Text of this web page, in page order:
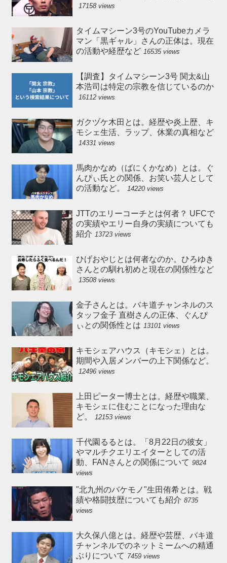
17158 views
タイムマシーン3号のYouTubeカメラ
マン「黒ギャル」さんの正体は。現在
の活動や経歴など 16535 views
【調査】タイムマシーン3号 関太&山
本浩司は特定の宗教を信じているのか
16112 views
ガクヅケ木田とは。経歴や炎上歴、キ
モシェ生活、ラップ、休業の真相など
14331 views
馬肉かなめ（ばにくかなめ）とは。ぐ
んぴぃ氏との関係、お笑い芸人として
の活動など。
14220 views
JTTのエリーコーチとは何者？ UFCで
の実績やエリー自身の実績についても
紹介 13723 views
ひげおやじとは何者なのか。ひろゆき
さんとの馴れ初めと現在の関係性など
13508 views
金子さんとは。バキ道チャンネルのス
タッフ金子 直樹さんの正体、ぐんぴ
ぃとの関係性とは 13101 views
キモシェアハウス（キモシェ）とは。
期間や入居メンバーの上下関係など。
12496 views
上田ピーター博士とは。経歴や職業、
キモシェに住むことになった理由な
ど。
12153 views
千代園るるとは。「8月22日の彼女」
やマルチクエリエイターとしての活
動、FANさんとの関係について 9824
views
"北九州のバケモノ"生田侑希とは。戦
績や格闘技歴についても紹介 8735
views
大久保八億とは。経歴や芸歴、バキ道
チャンネルでのネットミームへの精通
ぶりについて 7459 views